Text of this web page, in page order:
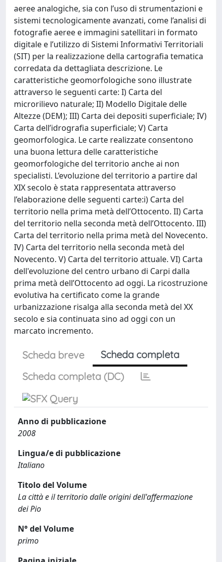
aeree analogiche, sia con l’uso di strumentazioni e
sistemi tecnologicamente avanzati, come l’analisi di
fotografie aeree e immagini satellitari in formato
digitale e l’utilizzo di Sistemi Informativi Territoriali
(SIT) per la realizzazione della cartografia tematica
corredata da dettagliata descrizione. Le
caratteristiche geomorfologiche sono illustrate
attraverso le seguenti carte: I) Carta del
microrilievo naturale; II) Modello Digitale delle
Altezze (DEM); III) Carta dei depositi superficiale; IV)
Carta dell’idrografia superficiale; V) Carta
geomorfologica. Le carte realizzate consentono
una buona lettura delle caratteristiche
geomorfologiche del territorio anche ai non
specialisti. L’evoluzione del territorio a partire dal
XIX secolo è stata rappresentata attraverso
l’elaborazione delle seguenti carte:i) Carta del
territorio nella prima metà dell’Ottocento. II) Carta
del territorio nella seconda metà dell’Ottocento. III)
Carta del territorio nella prima metà del Novecento.
IV) Carta del territorio nella seconda metà del
Novecento. V) Carta del territorio attuale. VI) Carta
dell'evoluzione del centro urbano di Carpi dalla
prima metà dell’Ottocento ad oggi. La ricostruzione
evolutiva ha certificato come la grande
urbanizzazione risalga alla seconda metà del XX
secolo e sia continuata sino ad oggi con un
marcato incremento.
Scheda breve
Scheda completa
Scheda completa (DC)
Anno di pubblicazione
2008
Lingua/e di pubblicazione
Italiano
Titolo del Volume
La città e il territorio dalle origini dell'affermazione
dei Pio
N° del Volume
primo